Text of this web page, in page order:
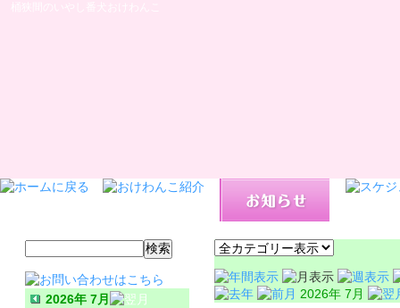
2026年 7月
2026年 7月